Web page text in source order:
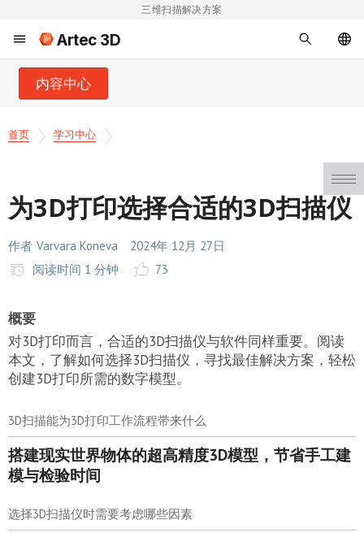
三维扫描解决方案
Artec 3D
内容中心
首页 学习中心
为3D打印选择合适的3D扫描仪
作者 Varvara Koneva
2024年 12月 27日
阅读时间 1 分钟
73
概要
对3D打印而言，合适的3D扫描仪与软件同样重要。阅读
本文，了解如何选择3D扫描仪，寻找最佳解决方案，轻松
创建3D打印所需的数字模型。
3D扫描能为3D打印工作流程带来什么
搭建现实世界物体的超高精度3D模型，节省手工建
模与检验时间
选择3D扫描仪时需要考虑哪些因素